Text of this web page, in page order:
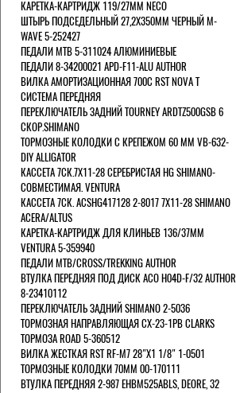
КАРЕТКА-КАРТРИДЖ 119/27ММ NECO
ШТЫРЬ ПОДСЕДЕЛЬНЫЙ 27,2Х350ММ ЧЕРНЫЙ M-
WAVE 5-252427
ПЕДАЛИ MTB 5-311024 АЛЮМИНИЕВЫЕ
ПЕДАЛИ 8-34200021 APD-F11-ALU AUTHOR
ВИЛКА АМОРТИЗАЦИОННАЯ 700С RST NOVA T
СИСТЕМА ПЕРЕДНЯЯ
ПЕРЕКЛЮЧАТЕЛЬ ЗАДНИЙ TOURNEY ARDTZ500GSB 6
СКОР.SHIMANO
ТОРМОЗНЫЕ КОЛОДКИ С КРЕПЕЖОМ 60 ММ VB-632-
DIY ALLIGATOR
КАССЕТА 7СК.7Х11-28 СЕРЕБРИСТАЯ HG SHIMANO-
СОВМЕСТИМАЯ. VENTURA
КАССЕТА 7СК. ACSHG417128 2-8017 7Х11-28 SHIMANO
ACERA/ALTUS
КАРЕТКА-КАРТРИДЖ ДЛЯ КЛИНЬЕВ 136/37ММ
VENTURA 5-359940
ПЕДАЛИ MTB/CROSS/TREKKING AUTHOR
ВТУЛКА ПЕРЕДНЯЯ ПОД ДИСК ACO H04D-F/32 AUTHOR
8-23410112
ПЕРЕКЛЮЧАТЕЛЬ ЗАДНИЙ SHIMANO 2-5036
ТОРМОЗНАЯ НАПРАВЛЯЮЩАЯ CX-23-1PB CLARKS
ТОРМОЗА ROAD 5-360512
ВИЛКА ЖЕСТКАЯ RST RF-M7 28"Х1 1/8" 1-0501
ТОРМОЗНЫЕ КОЛОДКИ 70ММ 00-170111
ВТУЛКА ПЕРЕДНЯЯ 2-987 EHBM525ABLS, DEORE, 32